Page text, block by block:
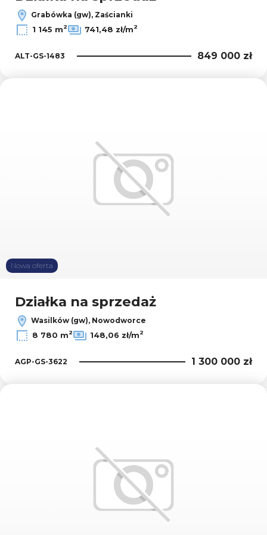
Grabówka (gw), Zaścianki
1 145 m2 741,48 zł/m2
ALT-GS-1483 849 000 zł
Nowa oferta
Działka na sprzedaż
Wasilków (gw), Nowodworce
8 780 m2 148,06 zł/m2
AGP-GS-3622 1 300 000 zł